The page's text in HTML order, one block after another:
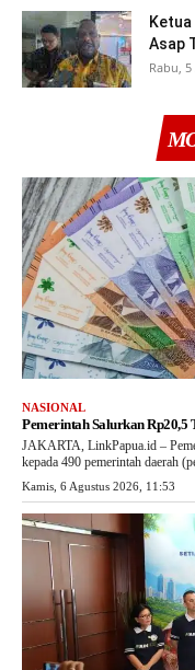
Ketua
Asap
Rabu,
NASIONAL
Pemerintah Salurkan Rp20,5
JAKARTA, LinkPapua.id –
kepada 490 pemerintah daerah
Kamis, 6 Agustus 2026, 11:53